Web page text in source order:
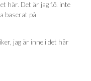
här. Det är jag f.ö. inte
baserat på
jag är inne i det här